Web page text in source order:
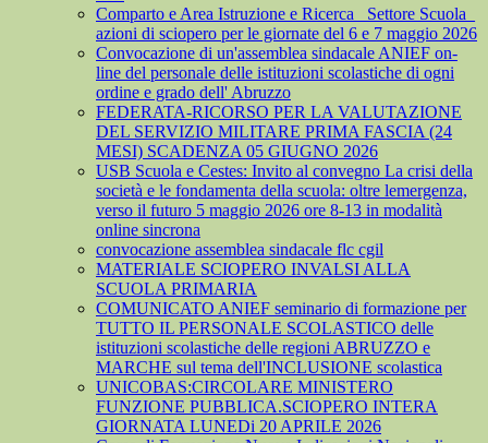
Comparto e Area Istruzione e Ricerca_ Settore Scuola_
azioni di sciopero per le giornate del 6 e 7 maggio 2026
Convocazione di un'assemblea sindacale ANIEF on-
line del personale delle istituzioni scolastiche di ogni
ordine e grado dell' Abruzzo
FEDERATA-RICORSO PER LA VALUTAZIONE
DEL SERVIZIO MILITARE PRIMA FASCIA (24
MESI) SCADENZA 05 GIUGNO 2026
USB Scuola e Cestes: Invito al convegno La crisi della
società e le fondamenta della scuola: oltre lemergenza,
verso il futuro 5 maggio 2026 ore 8-13 in modalità
online sincrona
convocazione assemblea sindacale flc cgil
MATERIALE SCIOPERO INVALSI ALLA
SCUOLA PRIMARIA
COMUNICATO ANIEF seminario di formazione per
TUTTO IL PERSONALE SCOLASTICO delle
istituzioni scolastiche delle regioni ABRUZZO e
MARCHE sul tema dell'INCLUSIONE scolastica
UNICOBAS:CIRCOLARE MINISTERO
FUNZIONE PUBBLICA.SCIOPERO INTERA
GIORNATA LUNEDi 20 APRILE 2026